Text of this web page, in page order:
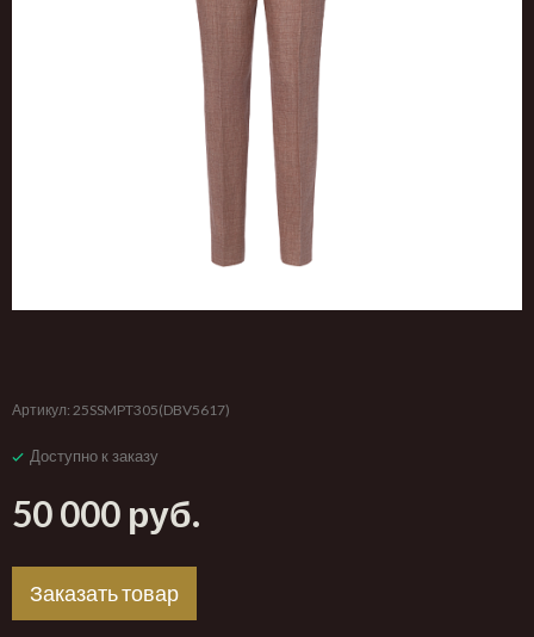
Артикул: 25SSMPT305(DBV5617)
Доступно к заказу
50 000 руб.
Заказать товар